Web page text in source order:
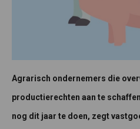
Agrarisch ondernemers die
productierechten aan te
nog dit jaar te doen, zegt